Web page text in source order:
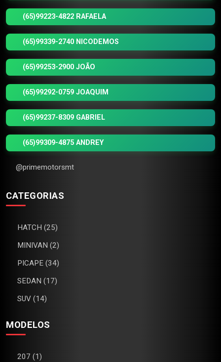
(65)99223-4822 RAFAELA
(65)99339-2740 NICODEMOS
(65)99253-2900 JOÃO
(65)99292-0759 JOAQUIM
(65)99237-8309 GABRIEL
(65)99309-4875 ANDREY
@primemotorsmt
CATEGORIAS
HATCH (25)
MINIVAN (2)
PICAPE (34)
SEDAN (17)
SUV (14)
MODELOS
207 (1)